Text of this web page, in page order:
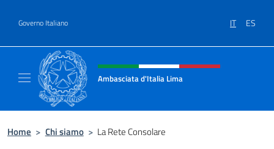
Governo Italiano IT ES
Intestazione sito, social e menù
Ambasciata d'Italia Lima
Home > Chi siamo > La Rete Consolare